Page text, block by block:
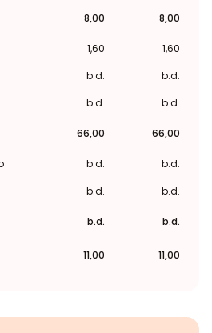
8,00 8,00
1,60
1,60
b.d.
b.d.
b.d. b.d.
66,00 66,00
b.d.
b.d.
b.d. b.d.
b.d. b.d.
11,00 11,00